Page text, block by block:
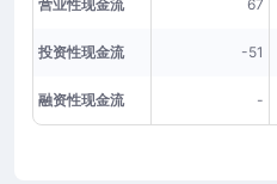
营业性现金流 67
投资性现金流 -51
融资性现金流 -